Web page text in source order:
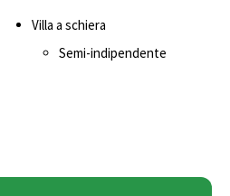
Villa a schiera
Semi-indipendente